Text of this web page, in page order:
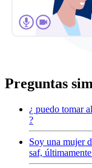
Preguntas
¿ puedo tomar
?
Soy una mujer
saf,